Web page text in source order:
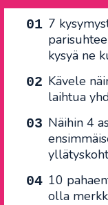
7
kysyä ne
Kävele
laihtua
Näihin 4
10
olla